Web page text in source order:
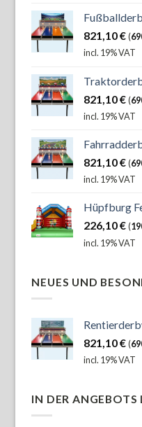
821,10€ (
incl. 19% VAT
821,10€ (
incl. 19% VAT
821,10€ (
incl. 19% VAT
Hüpfburg
226,10€ (
incl. 19% VAT
NEUES UND
821,10€ (
incl. 19% VAT
IN DER ANGEBOTS